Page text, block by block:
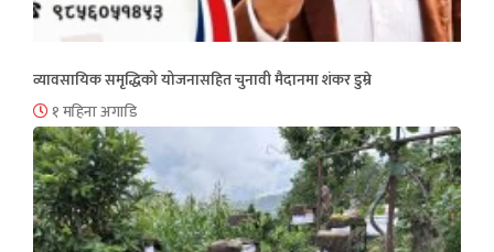
व्यावसायिक समृद्धिको योजनासहित चुनावी मैदानमा शंकर डुम्रे
१ महिना अगाडि